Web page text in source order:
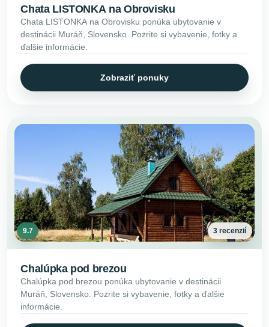
Chata LISTONKA na Obrovisku
Chata LISTONKA na Obrovisku ponúka ubytovanie v
destinácii Muráň, Slovensko. Pozrite si vybavenie, fotky a
ďalšie informácie.
Zobraziť ponuky
9.7 3 recenzií
Chalúpka pod brezou
Chalúpka pod brezou ponúka ubytovanie v destinácii
Muráň, Slovensko. Pozrite si vybavenie, fotky a ďalšie
informácie.